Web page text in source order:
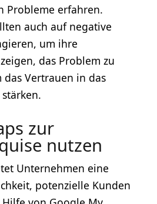
Probleme erfahren.
auch auf negative
um ihre
das Problem zu
Vertrauen in das
zur
nutzen
Unternehmen eine
potenzielle Kunden